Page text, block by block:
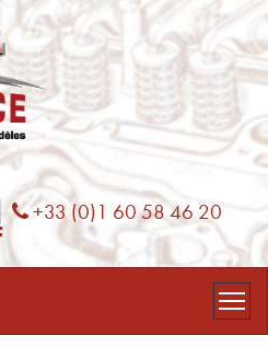
Phone
+33 (0)1 60 58 46 20
Facebook